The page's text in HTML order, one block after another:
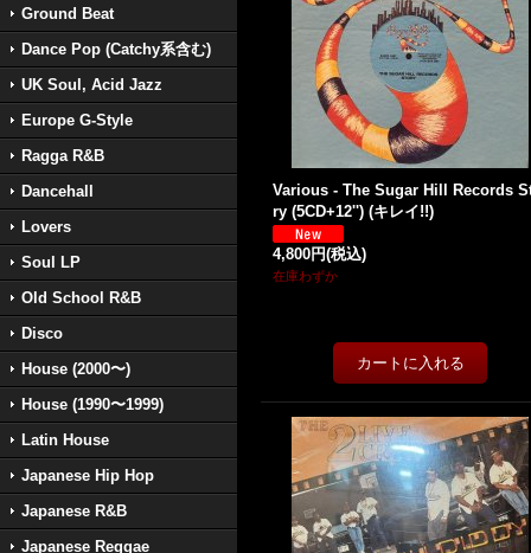
Ground Beat
Dance Pop (Catchy系含む)
UK Soul, Acid Jazz
Europe G-Style
Ragga R&B
Dancehall
Lovers
Soul LP
Old School R&B
Disco
House (2000〜)
House (1990〜1999)
Latin House
Japanese Hip Hop
Japanese R&B
Japanese Reggae
Various - The Sugar Hill Records
ry (5CD+12'') (キレイ!!)
4,800円(税込)
在庫わずか